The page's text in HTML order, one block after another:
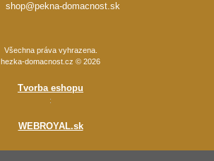
shop@pekna-domacnost.sk
Všechna práva vyhrazena.
hezka-domacnost.cz © 2026
Tvorba eshopu
:
WEBROYAL.sk